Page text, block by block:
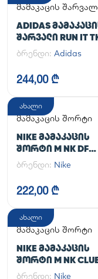
მამაკაცის
ADIDAS
ᲨᲐᲠᲕᲐᲚᲘ RUN IT
PANT
ბრენდი: Adidas
244,00 ₾
ახალი
მამაკაცის შორტი
NIKE ᲛᲐᲛᲐᲙᲐᲪᲘᲡ
ᲨᲝᲠᲢᲘ M NK DF
UNLIMITED WVN 7IN
2IN1
ბრენდი: Nike
222,00 ₾
ახალი
მამაკაცის შორტი
NIKE ᲛᲐᲛᲐᲙᲐᲪᲘᲡ
ᲨᲝᲠᲢᲘ M NK
FLOW SHORT
ბრენდი: Nike